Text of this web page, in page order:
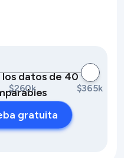
$260k $365k
datos de 40
gratuita